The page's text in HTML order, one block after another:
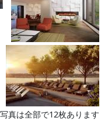
写真は全部で12枚あります